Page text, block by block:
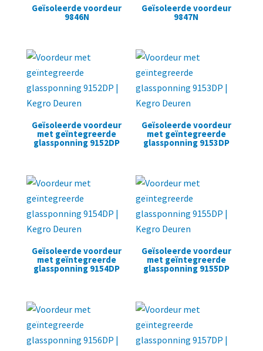
Geïsoleerde voordeur
9846N
Geïsoleerde voordeur
9847N
Geïsoleerde voordeur
met geïntegreerde
glassponning 9152DP
Geïsoleerde voordeur
met geïntegreerde
glassponning 9153DP
Geïsoleerde voordeur
met geïntegreerde
glassponning 9154DP
Geïsoleerde voordeur
met geïntegreerde
glassponning 9155DP